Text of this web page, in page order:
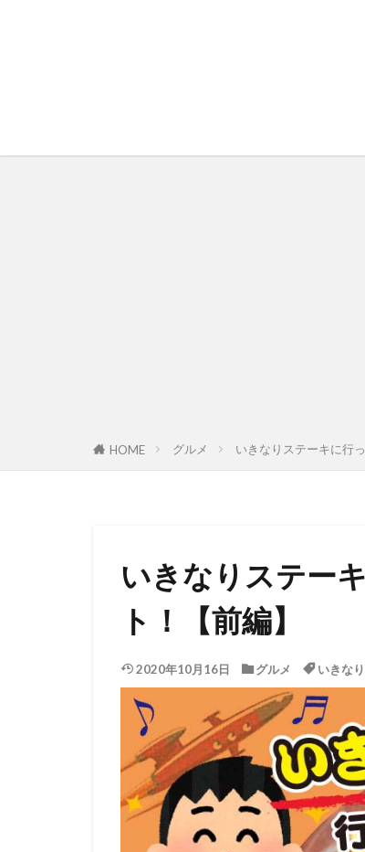
HOME グルメ いきなりステーキに行
いきなりステー
ト！【前編】
2020年10月16日 グルメ いきな